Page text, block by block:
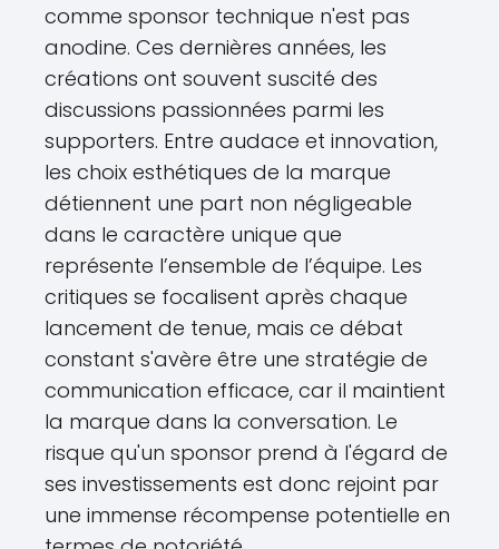
comme sponsor technique n'est pas
anodine. Ces dernières années, les
créations ont souvent suscité des
discussions passionnées parmi les
supporters. Entre audace et innovation,
les choix esthétiques de la marque
détiennent une part non négligeable
dans le caractère unique que
représente l’ensemble de l’équipe. Les
critiques se focalisent après chaque
lancement de tenue, mais ce débat
constant s'avère être une stratégie de
communication efficace, car il maintient
la marque dans la conversation. Le
risque qu'un sponsor prend à l'égard de
ses investissements est donc rejoint par
une immense récompense potentielle en